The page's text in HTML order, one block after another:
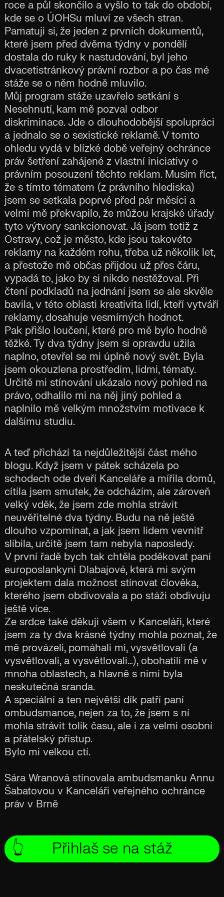
roce a půl skončilo a vyšlo to tak do období,
kde se o ÚOHSu mluví ze všech stran.
Pamatuji si, že jeden z prvních dokumentů,
které jsem před dvěma týdny v pondělí
dostala do ruky k nastudování, byl jeho
dvacetistránkový právní rozbor a po čas mé
stáže se o něm hodně mluvilo.
Můj program stáže uzavřelo setkání s
Nesehnutí, kam mě pozval odbor
diskriminace. Jde o dlouhodobější spolupráci
a jednalo se o sexistické reklamě. V tomto
ohledu vydá v blízké době veřejný ochránce
práv šetření zahájené z vlastní iniciativy o
právním posouzení těchto reklam. Musím říct,
že s tímto tématem (z právního hlediska)
jsem se setkala poprvé před pár měsíci a
velmi mě překvapilo, že můžou krajské úřady
tyto výtvory sankcionovat. Já jsem totiž z
Ostravy, což je město, kde jsou takovéto
reklamy na každém rohu, třeba už několik let,
a přestože mě občas přijdou už přes čáru,
vypadá to, jako by si nikdo nestěžoval. Při
čtení podkladů na jednání jsem se ale skvěle
bavila, v této oblasti kreativita lidí, kteří vytváří
reklamy, dosahuje vesmírných hodnot.
Pak přišlo loučení, které pro mě bylo hodně
těžké. Ty dva týdny jsem si opravdu užila
naplno, otevřel se mi úplně nový svět. Byla
jsem okouzlena prostředím, lidmi, tématy.
Určitě mi stínování ukázalo nový pohled na
právo, odhalilo mi na něj jiný pohled a
naplnilo mě velkým množstvím motivace k
dalšímu studiu.
A teď přichází ta nejdůležitější část mého
blogu. Když jsem v pátek scházela po
schodech ode dveří Kanceláře a mířila domů,
cítila jsem smutek, že odcházím, ale zároveň
velký vděk, že jsem zde mohla strávit
neuvěřitelné dva týdny. Budu na ně ještě
dlouho vzpomínat, a jak jsem lidem vevnitř
slíbila, určitě jsem tam nebyla naposledy.
V první řadě bych tak chtěla poděkovat paní
europoslankyni Dlabajové, která mi svým
projektem dala možnost stínovat člověka,
kterého jsem obdivovala a po stáži obdivuju
ještě více.
Ze srdce také děkuji všem v Kanceláři, které
jsem za ty dva krásné týdny mohla poznat, že
mě provázeli, pomáhali mi, vysvětlovali (a
vysvětlovali, a vysvětlovali…), obohatili mě v
mnoha oblastech, a hlavně s nimi byla
neskutečná sranda.
A speciální a ten největší dík patří paní
ombudsmance, nejen za to, že jsem s ní
mohla strávit tolik času, ale i za velmi osobní
a přátelský přístup.
Bylo mi velkou ctí.
Sára Wranová stínovala ambudsmanku Annu
Šabatovou v Kanceláři veřejného ochránce
práv v Brně
👆 Přihlaš se na stáž